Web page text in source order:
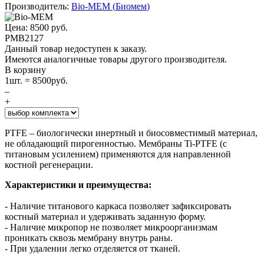
Производитель: Bio-MEM (Биомем)
Цена: 8500 руб.
PMB2127
Данный товар недоступен к заказу.
Имеются аналогичные товары другого производителя.
В корзину
1шт. = 8500руб.
–
+
PTFE – биологически инертный и биосовместимый материал,
не обладающий пирогенностью. Мембраны Ti-PTFE (с
титановым усилением) применяются для направленной
костной регенерации.
Характеристики и преимущества:
- Наличие титанового каркаса позволяет зафиксировать
костный материал и удерживать заданную форму.
- Наличие микропор не позволяет микроорганизмам
проникать сквозь мембрану внутрь раны.
- При удалении легко отделяется от тканей.